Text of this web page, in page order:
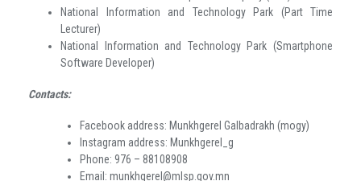
National Information and Technology Park (Part Time
Lecturer)
National Information and Technology Park (Smartphone
Software Developer)
Contacts:
Facebook address: Munkhgerel Galbadrakh (mogy)
Instagram address: Munkhgerel_g
Phone: 976 – 88108908
Email : munkhgerel @mlsp.gov.mn